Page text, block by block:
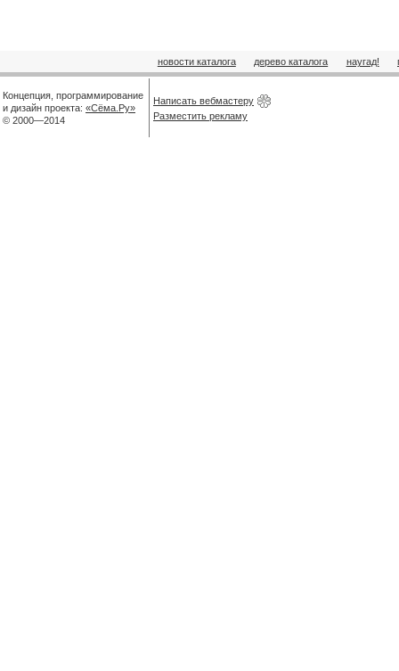
новости каталога дерево каталога наугад!
Концепция, программирование
и дизайн проекта: «Сёма.Ру»
© 2000—2014
Написать вебмастеру
Разместить рекламу